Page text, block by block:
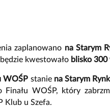
zaplanowano na Starym
kwestowało blisko
WOŚP stanie na Starym
Finału WOŚP, który
Klub u Szefa.